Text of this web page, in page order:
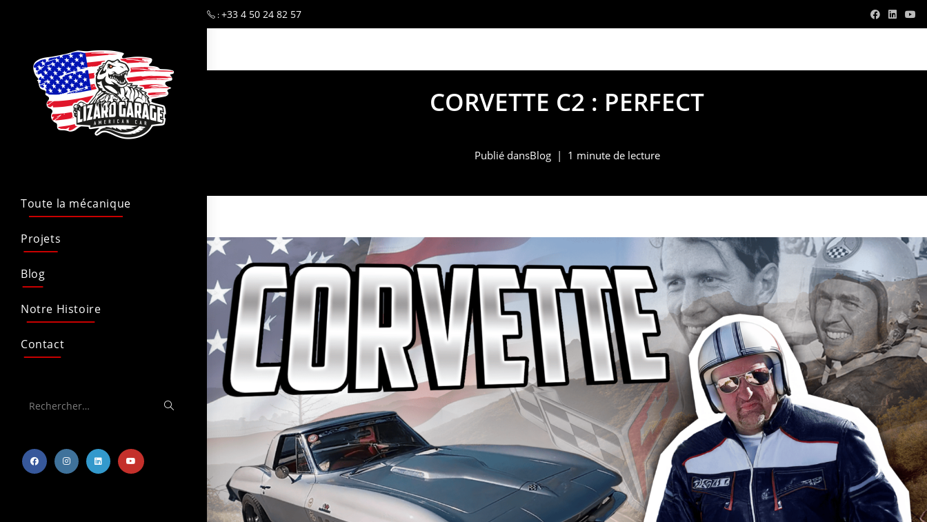
:+33 4 50 24 82 57
Toute la mécanique
Projets
Blog
Notre Histoire
Contact
Rechercher…
CORVETTE C2 : PERFECT
Publié dansBlog 1 minute de lecture